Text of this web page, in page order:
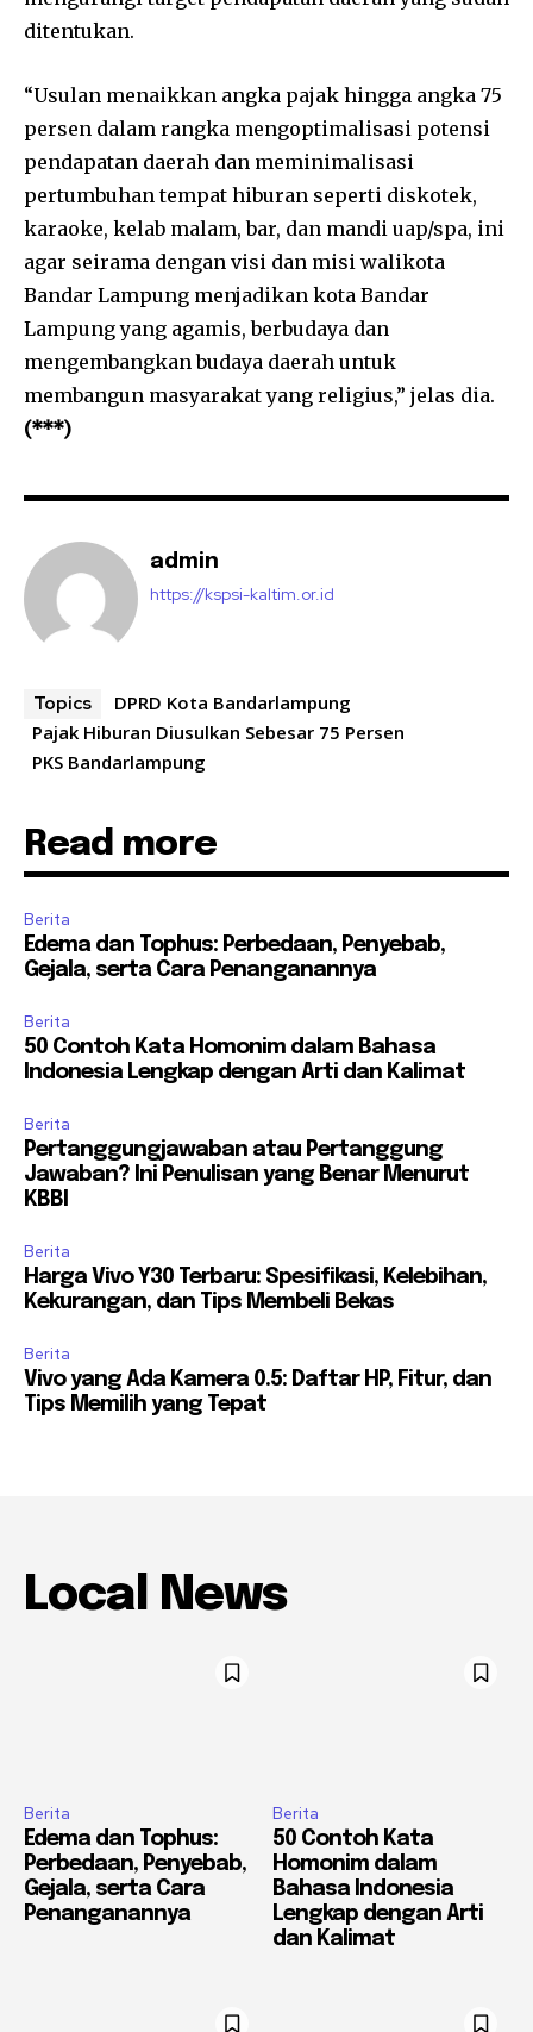
ditentukan.
“Usulan menaikkan angka pajak hingga angka 75
persen dalam rangka mengoptimalisasi potensi
pendapatan daerah dan meminimalisasi
pertumbuhan tempat hiburan seperti diskotek,
karaoke, kelab malam, bar, dan mandi uap/spa, ini
agar seirama dengan visi dan misi walikota
Bandar Lampung menjadikan kota Bandar
Lampung yang agamis, berbudaya dan
mengembangkan budaya daerah untuk
membangun masyarakat yang religius,” jelas dia.
(***)
admin
https://kspsi-kaltim.or.id
Topics
DPRD Kota Bandarlampung
Pajak Hiburan Diusulkan Sebesar 75 Persen
PKS Bandarlampung
Read more
Berita
Edema dan Tophus: Perbedaan, Penyebab,
Gejala, serta Cara Penanganannya
Berita
50 Contoh Kata Homonim dalam Bahasa
Indonesia Lengkap dengan Arti dan Kalimat
Berita
Pertanggungjawaban atau Pertanggung
Jawaban? Ini Penulisan yang Benar Menurut
KBBI
Berita
Harga Vivo Y30 Terbaru: Spesifikasi, Kelebihan,
Kekurangan, dan Tips Membeli Bekas
Berita
Vivo yang Ada Kamera 0.5: Daftar HP, Fitur, dan
Tips Memilih yang Tepat
Local News
Berita
Edema dan Tophus:
Perbedaan, Penyebab,
Gejala, serta Cara
Penanganannya
Berita
50 Contoh Kata
Homonim dalam
Bahasa Indonesia
Lengkap dengan Arti
dan Kalimat